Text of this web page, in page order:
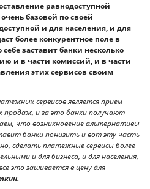
равнодоступной
базовой по своей
и для населения, и для
более конкурентное поле в
заставит банки несколько
и в части комиссий, и в части
этих сервисов своим
сервисов является прием
продаж, и за это банки получают
что возникновение альтернативы
банки понизить и вот эту часть
сделать платежные сервисы более
и для бизнеса, и для населения,
это зашивается в цену для